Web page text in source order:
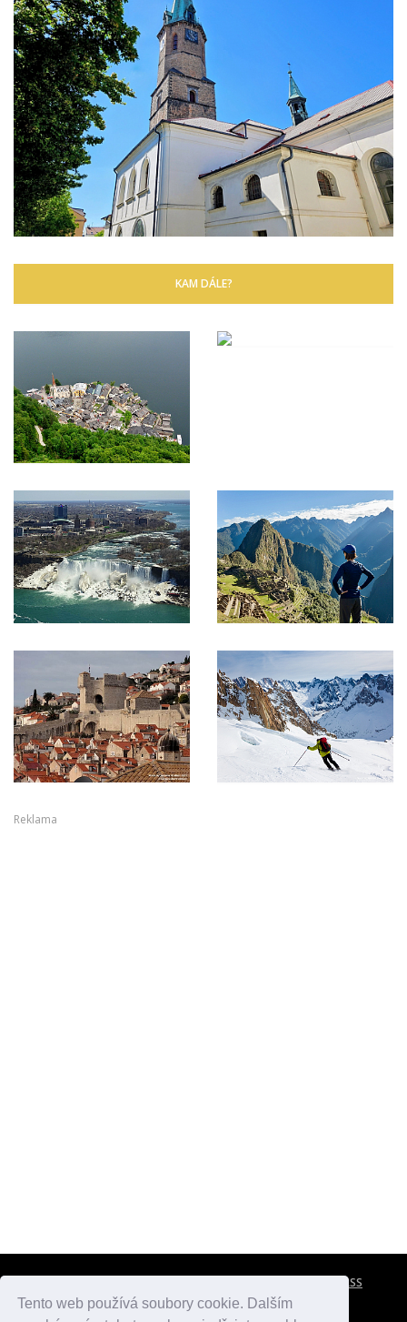
Tento web používá soubory cookie. Dalším
KAM DÁLE?
Reklama
RSS